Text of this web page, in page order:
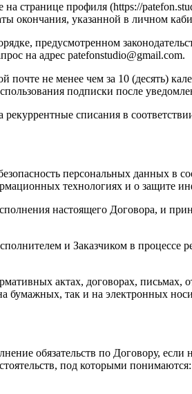
странице профиля (https://
окончания, указанной в личном
предусмотренном
на адрес patefonstudio@gmail.com.
не менее чем за 10 (десять)
подписки после
списания в
персональных данных в
технологиях и о защите
настоящего Договора, и
и Заказчиком в процессе
актах, договорах, письмах,
бумажных, так и на электронных
обязательств по Договору,
под которыми